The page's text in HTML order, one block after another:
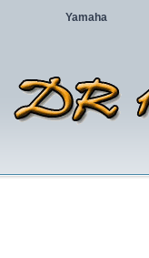
Yamaha